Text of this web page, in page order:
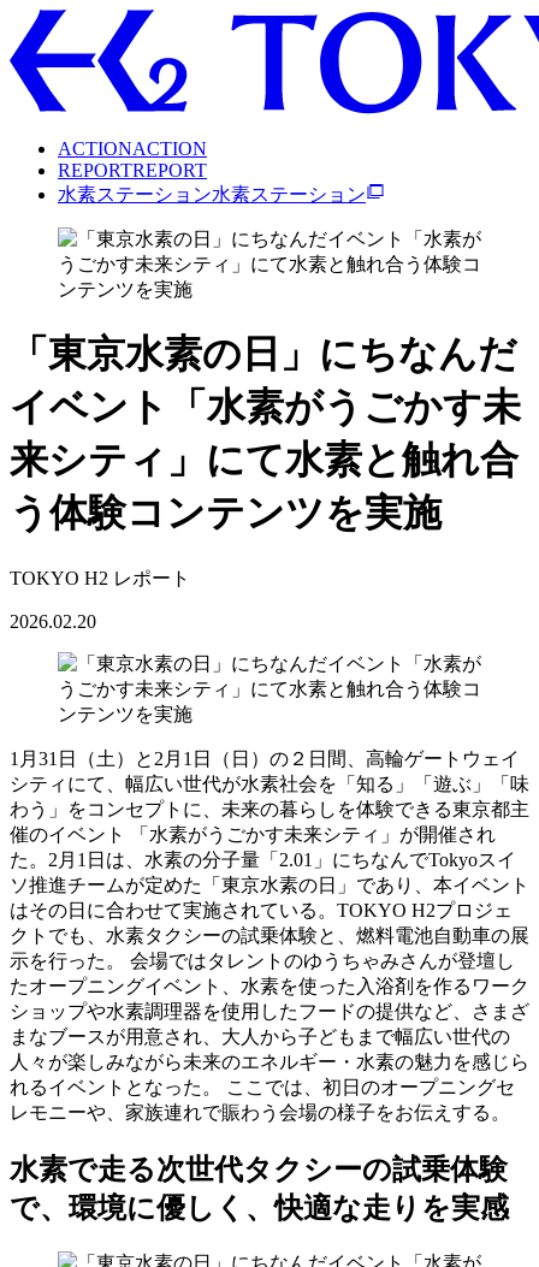
ACTIONACTION
REPORTREPORT
水素ステーシ ョ ン水素ステーシ ョ ン
「東京水素の日」にちなんだ
イベント「水素がうごかす未
来シティ」にて水素と触れ合
う体験コンテンツを実施
TOKYO H2 レポート
2026.02.20
1月31日（土）と2月1日（日）の２日間、高輪ゲートウェイ
シティにて、幅広い世代が水素社会を「知る」「遊ぶ」「味
わう」をコンセプトに、未来の暮らしを体験できる東京都主
催のイベント 「水素がうごかす未来シティ」が開催され
た。2月1日は、水素の分子量「2.01」にちなんでTokyoスイ
ソ推進チームが定めた「東京水素の日」であり、本イベント
はその日に合わせて実施されている。TOKYO H2プロジェ
クトでも、水素タクシーの試乗体験と、燃料電池自動車の展
示を行った。 会場ではタレントのゆうちゃみさんが登壇し
たオープニングイベント、水素を使った入浴剤を作るワーク
ショップや水素調理器を使用したフードの提供など、さまざ
まなブースが用意され、大人から子どもまで幅広い世代の
人々が楽しみながら未来のエネルギー・水素の魅力を感じら
れるイベントとなった。 ここでは、初日のオープニングセ
レモニーや、家族連れで賑わう会場の様子をお伝えする。
水素で走る次世代タクシーの試乗体験
で、環境に優しく、快適な走りを実感